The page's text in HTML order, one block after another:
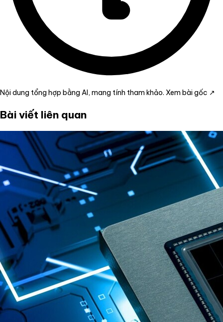
Nội dung tổng hợp bằng AI, mang tính tham khảo. Xem bài gốc ↗
Bài viết liên quan